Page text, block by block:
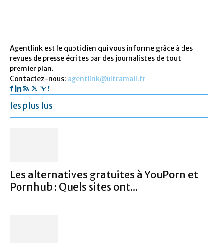
Agentlink est le quotidien qui vous informe grâce à des
revues de presse écrites par des journalistes de tout
premier plan.
Contactez-nous: agentlink@ultramail.fr
les plus lus
Les alternatives gratuites à YouPorn et
Pornhub : Quels sites ont...